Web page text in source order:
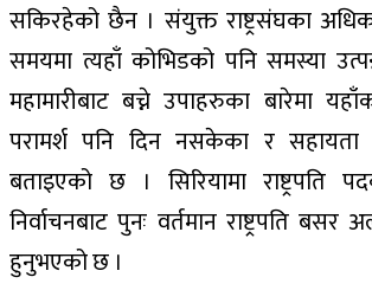
सकिरहेको छैन । संयुक्त राष्ट्रसंघका
समयमा त्यहाँ कोभिडको पनि समस्या
महामारीबाट बच्ने उपाहरुका बारेमा
परामर्श पनि दिन नसकेका र
बताइएको छ । सिरियामा राष्ट्रपति
निर्वाचनबाट पुनः वर्तमान राष्ट्रपति
हुनुभएको छ ।